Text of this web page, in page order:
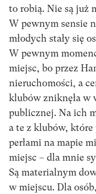
to robią. Nie są już
W pewnym sensie
młodych stały się
W pewnym
miejsc, bo przez
nieruchomości, a
klubów zniknęła w
publicznej. Na ich
a te z klubów, które
perłami na mapie
miejsc – dla mnie
Są materialnym
w miejscu. Dla